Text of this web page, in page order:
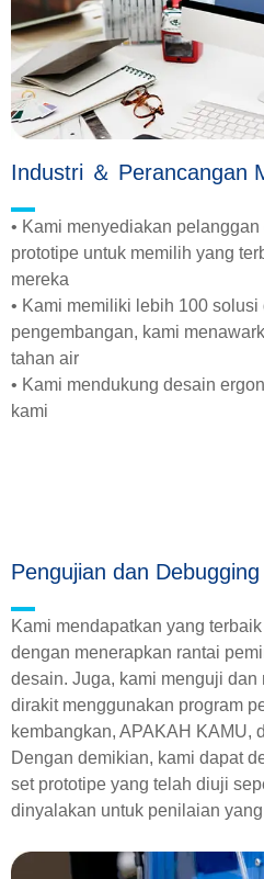
Industri ＆ Perancangan
• Kami menyediakan
prototipe untuk memilih yang
mereka
• Kami memiliki lebih 100
pengembangan, kami
tahan air
• Kami mendukung desain
kami
Pengujian dan Debugging
Kami mendapatkan yang
dengan menerapkan rantai
desain. Juga, kami menguji dan
dirakit menggunakan program
kembangkan, APAKAH KAMU,
Dengan demikian, kami dapat
set prototipe yang telah diuji
dinyalakan untuk penilaian